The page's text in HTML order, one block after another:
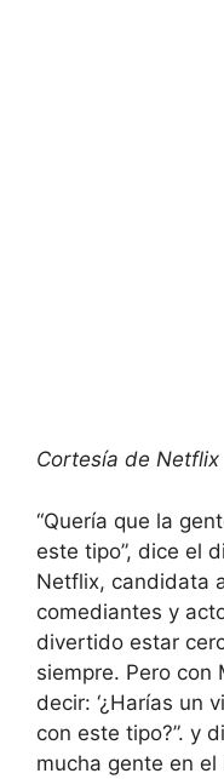
Cortesía de Netflix
“Quería que la
este tipo”, dice el
Netflix, candidata
comediantes y
divertido estar
siempre. Pero con
decir: ‘¿Harías un
con este tipo?”. y
mucha gente en